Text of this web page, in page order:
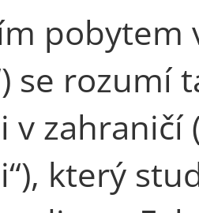
pobytem
se rozumí
v zahraničí
který